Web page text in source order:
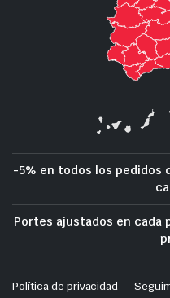
-5% en todos los pedidos
Portes ajustados en cada
Política de privacidad